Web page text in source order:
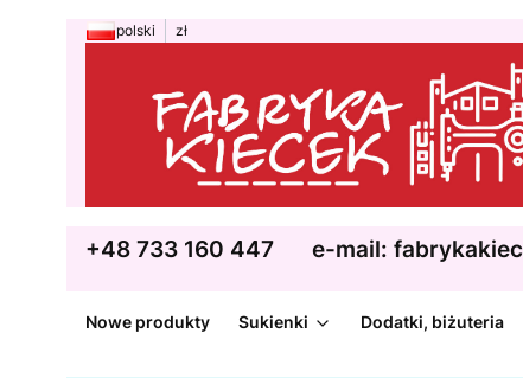
polski zł
+48 733 160 447 e-mail:
Nowe produkty Sukienki Dodatki, biżuteria